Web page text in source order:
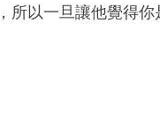
以一旦讓他覺得